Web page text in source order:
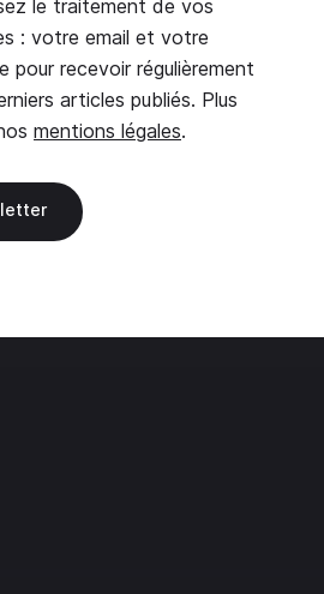
le traitement de vos
: votre email et votre
pour recevoir régulièrement
articles publiés. Plus
mentions légales.